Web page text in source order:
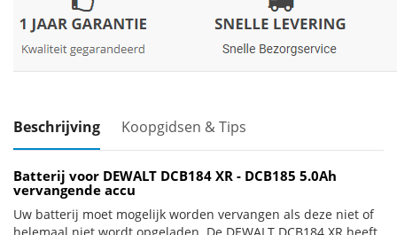
Beschrijving Koopgidsen & Tips
Batterij voor DEWALT DCB184 XR - DCB185 5.0Ah
vervangende accu
Uw batterij moet mogelijk worden vervangen als deze niet of